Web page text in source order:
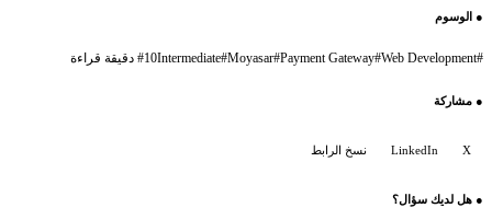
●الوسوم
Web Development
#
Payment Gateway
#
Moyasar
#
Intermediate
#10 دقيقة قراءة
●مشاركة
LinkedIn نسخ الرابط
●هل لديك سؤال؟